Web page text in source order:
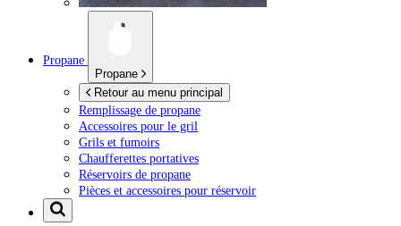
Propane
Propane
Retour au menu principal
Remplissage de propane
Accessoires pour le gril
Grils et fumoirs
Chaufferettes portatives
Réservoirs de propane
Pièces et accessoires pour réservoir